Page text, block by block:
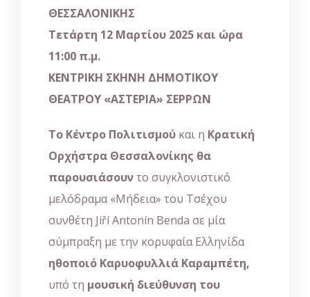
ΘΕΣΣΑΛΟΝΙΚΗΣ
Τετάρτη 12 Μαρτίου 2025 και ώρα
11:00 π.μ.
ΚΕΝΤΡΙΚΗ ΣΚΗΝΗ ΔΗΜΟΤΙΚΟΥ
ΘΕΑΤΡΟΥ «ΑΣΤΕΡΙΑ» ΣΕΡΡΩΝ
Το Κέντρο Πολιτισμού και η Κρατική
Ορχήστρα Θεσσαλονίκης θα
παρουσιάσουντο συγκλονιστικό
μελόδραμα «Μήδεια» του Τσέχου
συνθέτη Jiří Antonín Benda σε μία
σύμπραξη με την κορυφαία Ελληνίδα
ηθοποιό Καρυοφυλλιά Καραμπέτη,
υπό τη μουσική διεύθυνση του